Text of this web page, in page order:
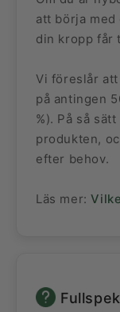
att börja
din kropp får
Vi föreslår
på antingen
%). På så
produkten,
efter behov.
Läs mer: